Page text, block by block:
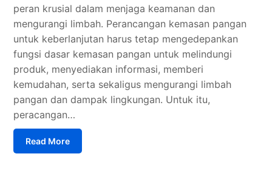
peran krusial dalam menjaga keamanan dan
mengurangi limbah. Perancangan kemasan pangan
untuk keberlanjutan harus tetap mengedepankan
fungsi dasar kemasan pangan untuk melindungi
produk, menyediakan informasi, memberi
kemudahan, serta sekaligus mengurangi limbah
pangan dan dampak lingkungan. Untuk itu,
peracangan…
Read More